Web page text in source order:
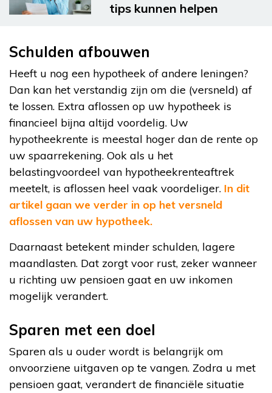
tips kunnen helpen
Schulden afbouwen
Heeft u nog een hypotheek of andere leningen?
Dan kan het verstandig zijn om die (versneld) af
te lossen. Extra aflossen op uw hypotheek is
financieel bijna altijd voordelig. Uw
hypotheekrente is meestal hoger dan de rente op
uw spaarrekening. Ook als u het
belastingvoordeel van hypotheekrenteaftrek
meetelt, is aflossen heel vaak voordeliger. In dit
artikel gaan we verder in op het versneld
aflossen van uw hypotheek.
Daarnaast betekent minder schulden, lagere
maandlasten. Dat zorgt voor rust, zeker wanneer
u richting uw pensioen gaat en uw inkomen
mogelijk verandert.
Sparen met een doel
Sparen als u ouder wordt is belangrijk om
onvoorziene uitgaven op te vangen. Zodra u met
pensioen gaat, verandert de financiële situatie